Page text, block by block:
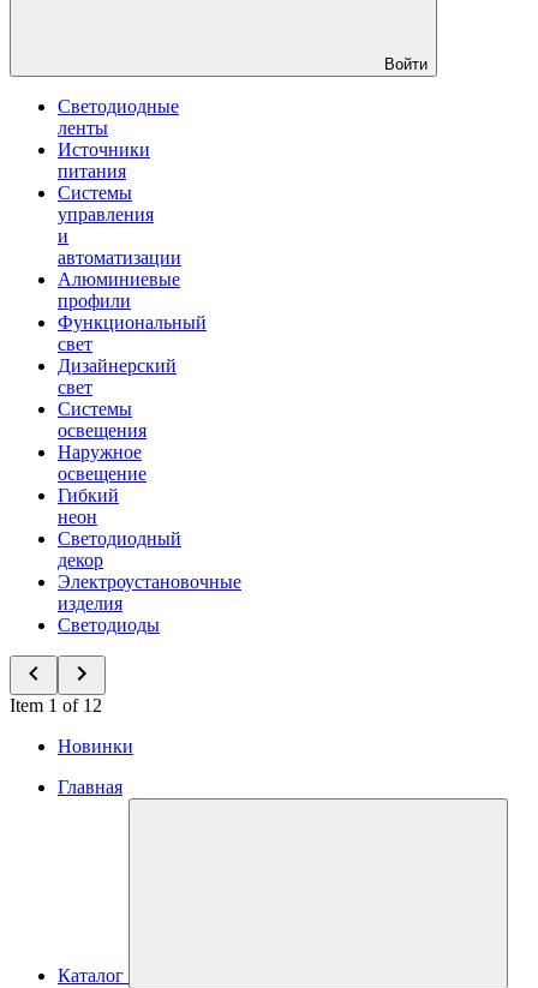
Войти
Светодиодные
ленты
Источники
питания
Системы
управления
и
автоматизации
Алюминиевые
профили
Функциональный
свет
Дизайнерский
свет
Системы
освещения
Наружное
освещение
Гибкий
неон
Светодиодный
декор
Электроустановочные
изделия
Светодиоды
Item 1 of 12
Новинки
Главная
Каталог